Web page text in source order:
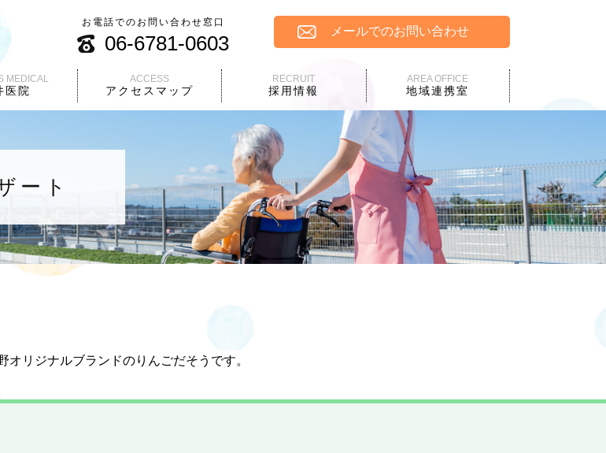
お電話でのお問い合わせ窓口
06-6781-0603
メールでのお問い合わせ
MEDICAL
医院
ACCESS
アクセスマップ
RECRUIT
採用情報
AREA OFFICE
地域連携室
ート
オリジナルブランドのりんごだそうです。